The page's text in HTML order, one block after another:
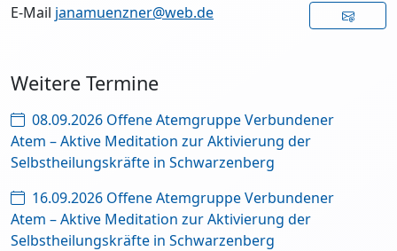
E-Mail janamuenzner@web.de
Weitere Termine
08.09.2026 Offene Atemgruppe Verbundener
Atem – Aktive Meditation zur Aktivierung der
Selbstheilungskräfte in Schwarzenberg
16.09.2026 Offene Atemgruppe Verbundener
Atem – Aktive Meditation zur Aktivierung der
Selbstheilungskräfte in Schwarzenberg